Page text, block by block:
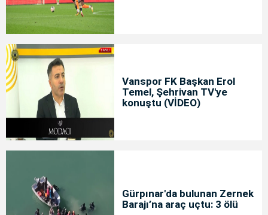
Vanspor FK Başkan Erol
Temel, Şehrivan TV'ye
konuştu (VİDEO)
Gürpınar'da bulunan Zernek
Barajı’na araç uçtu: 3 ölü